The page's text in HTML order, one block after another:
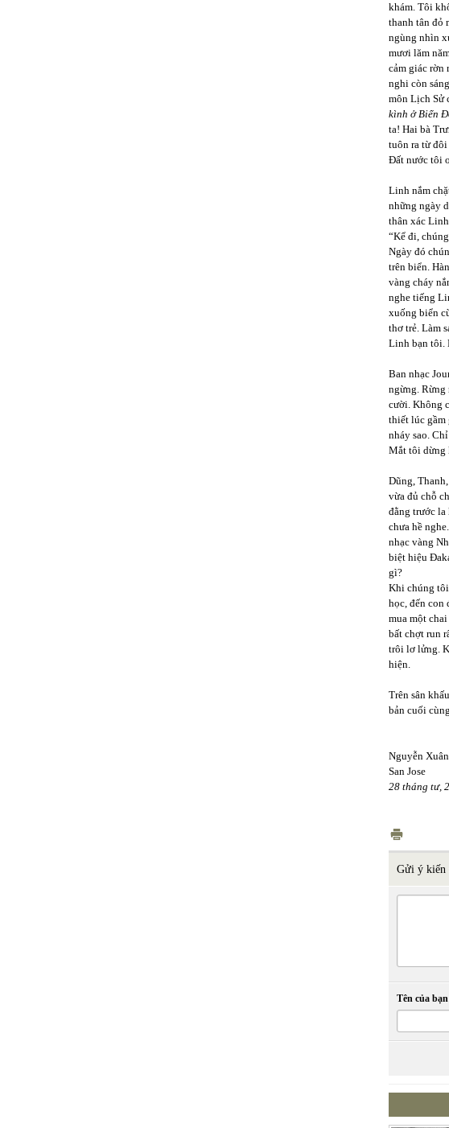
khám. Tôi
thanh tân đỏ
ngùng nhìn
mươi lăm
cảm giác rờn
nghi còn
môn Lịch Sử
kình ở Biển
ta! Hai bà
tuôn ra từ
Đất nước tôi
Linh nắm
những ngày
thân xác
“Kể đi,
Ngày đó
trên biển.
vàng cháy
nghe tiếng
xuống biển
thơ trẻ. Làm
Linh bạn tôi.
Ban nhạc
ngừng. Rừng
cười. Không
thiết lúc gầm
nháy sao.
Mắt tôi dừng
Dũng,
vừa đủ chỗ
đằng trước
chưa hề
nhạc vàng
biệt hiệu
gì?
Khi chúng tôi
học, đến con
mua một
bất chợt run
trôi lơ lửng.
hiện.
Trên sân
bản cuối
Nguyễn
San Jose
28 tháng tư,
Gửi ý kiến
Tên của bạn